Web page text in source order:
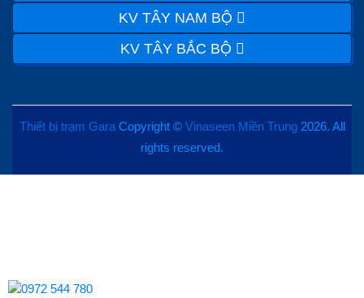
KV TÂY NAM BỘ
KV TÂY BẮC BỘ
Thiết bị trạm GaraCopyright © Vinaseen Miền Trung2026. All
rights reserved.